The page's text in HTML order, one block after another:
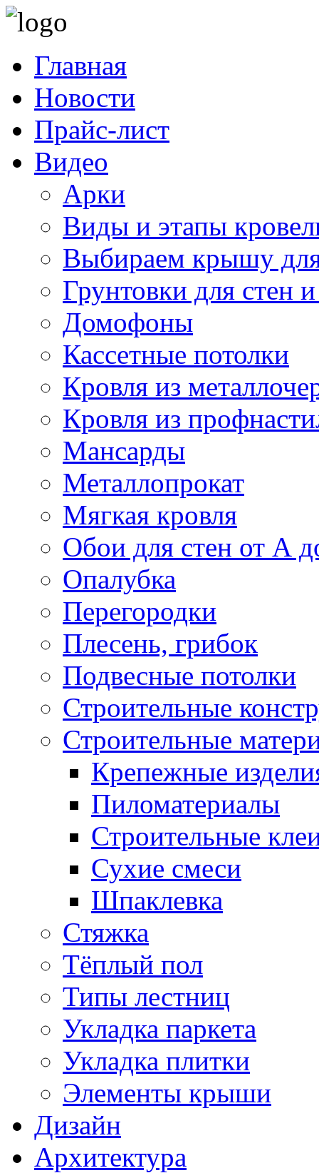
Главная
Новости
Прайс-лист
Видео
Арки
Виды и этапы
Выбираем крышу
Грунтовки для стен
Домофоны
Кассетные потолки
Кровля из
Кровля из
Мансарды
Металлопрокат
Мягкая кровля
Обои для стен от А
Опалубка
Перегородки
Плесень, грибок
Подвесные потолки
Строительные
Строительные
Крепежные
Пиломатериалы
Строительные
Сухие смеси
Шпаклевка
Стяжка
Тёплый пол
Типы лестниц
Укладка паркета
Укладка плитки
Элементы крыши
Дизайн
Архитектура